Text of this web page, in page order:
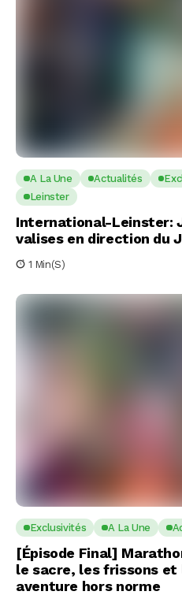
A La Une Actualités
Leinster
International-Leinster:
valises en direction du
1 Min(s)
Exclusivités A La Une
[Épisode Final]
le sacre, les frissons et
aventure hors norme